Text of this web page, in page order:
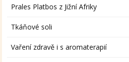
Prales Platbos z Jižní Afriky
Tkáňové soli
Vaření zdravě i s aromaterapií